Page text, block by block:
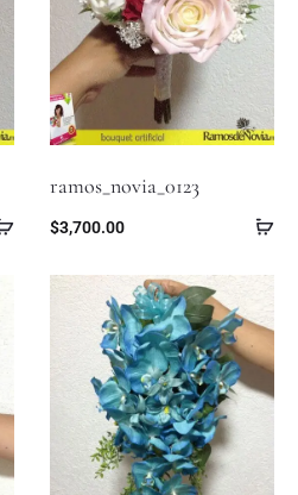
ramos_novia_0123
$3,700.00